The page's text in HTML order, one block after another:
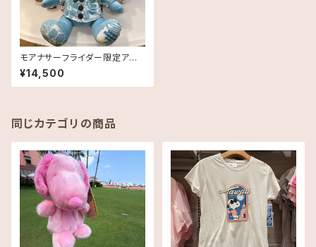
モアナサーフライダー限定アロ
ハプリント・うさぎ大サイズ
¥14,500
同じカテゴリの商品